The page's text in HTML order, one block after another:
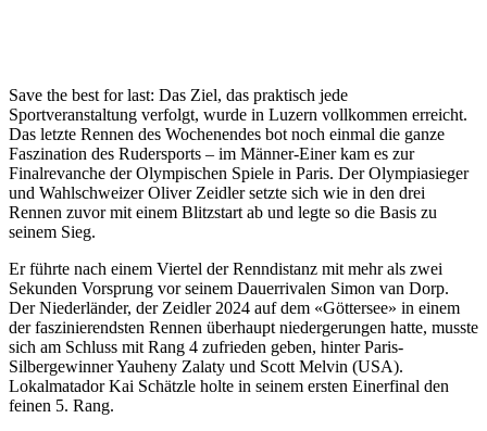
Save the best for last: Das Ziel, das praktisch jede
Sportveranstaltung verfolgt, wurde in Luzern vollkommen erreicht.
Das letzte Rennen des Wochenendes bot noch einmal die ganze
Faszination des Rudersports – im Männer-Einer kam es zur
Finalrevanche der Olympischen Spiele in Paris. Der Olympiasieger
und Wahlschweizer Oliver Zeidler setzte sich wie in den drei
Rennen zuvor mit einem Blitzstart ab und legte so die Basis zu
seinem Sieg.
Er führte nach einem Viertel der Renndistanz mit mehr als zwei
Sekunden Vorsprung vor seinem Dauerrivalen Simon van Dorp.
Der Niederländer, der Zeidler 2024 auf dem «Göttersee» in einem
der faszinierendsten Rennen überhaupt niedergerungen hatte, musste
sich am Schluss mit Rang 4 zufrieden geben, hinter Paris-
Silbergewinner Yauheny Zalaty und Scott Melvin (USA).
Lokalmatador Kai Schätzle holte in seinem ersten Einerfinal den
feinen 5. Rang.